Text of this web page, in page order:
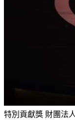
特別貢獻獎 財團法